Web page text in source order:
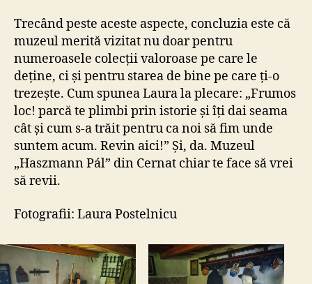
Trecând peste aceste aspecte, concluzia este că
muzeul merită vizitat nu doar pentru
numeroasele colecții valoroase pe care le
deține, ci și pentru starea de bine pe care ți-o
trezește. Cum spunea Laura la plecare: „Frumos
loc! parcă te plimbi prin istorie și îți dai seama
cât și cum s-a trăit pentru ca noi să fim unde
suntem acum. Revin aici!” Și, da. Muzeul
„Haszmann Pál” din Cernat chiar te face să vrei
să revii.
Fotografii: Laura Postelnicu